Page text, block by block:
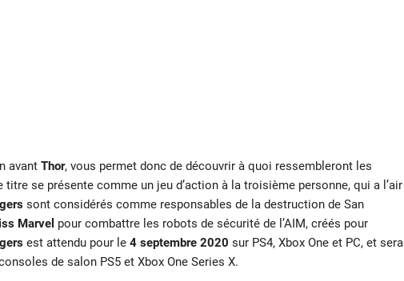
avant Thor, vous permet donc de découvrir à quoi ressembleront les
titre se présente comme un jeu d’action à la troisième personne, qui a l’air
sont considérés comme responsables de la destruction de San
Marvel pour combattre les robots de sécurité de l’AIM, créés pour
est attendu pour le 4 septembre 2020 sur PS4, Xbox One et PC, et sera
de salon PS5 et Xbox One Series X.